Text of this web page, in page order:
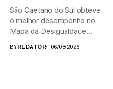
São Caetano do Sul obteve
o melhor desempenho no
Mapa da Desigualdade...
BYREDATOR 06/08/2026